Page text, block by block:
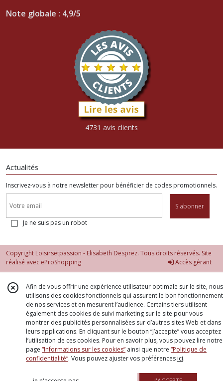
Note globale : 4,9/5
4731 avis clients
Actualités
Inscrivez-vous à notre newsletter pour bénéficier de codes promotionnels.
S'abonner
Je ne suis pas un robot
Copyright Loisirsetpassion - Elisabeth Desprez. Tous droits réservés. Site
réalisé avec eProShopping Accès gérant
Afin de vous offrir une expérience utilisateur optimale sur le site, nous
utilisons des cookies fonctionnels qui assurent le bon fonctionnement
de nos services et en mesurent l’audience. Certains tiers utilisent
également des cookies de suivi marketing sur le site pour vous
montrer des publicités personnalisées sur d’autres sites Web et dans
leurs applications. En cliquant sur le bouton “J’accepte” vous acceptez
l’utilisation de ces cookies. Pour en savoir plus, vous pouvez lire notre
page “Informations sur les cookies” ainsi que notre “Politique de
confidentialité“. Vous pouvez ajuster vos préférences ici.